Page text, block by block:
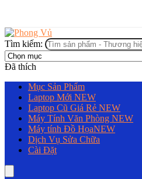
Tìm kiếm:
Đã thích
Mục Sản Phẩm
Laptop Mới NEW
Laptop Cũ Giá Rẻ NEW
Máy Tính Văn Phòng NEW
Máy tính Đồ HọaNEW
Dịch Vụ Sửa Chữa
Cài Đặt